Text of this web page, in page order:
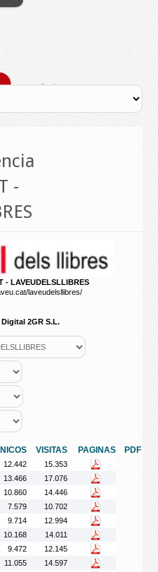
-
- LAVEUDELSLLIBRES
laveudelsllibres/
2GR S.L.
VISITAS PAGINAS PDF
12.442
15.353
13.466
17.076
10.860
14.446
7.579
10.702
9.714
12.994
10.168
14.011
9.472
12.145
11.055
14.597